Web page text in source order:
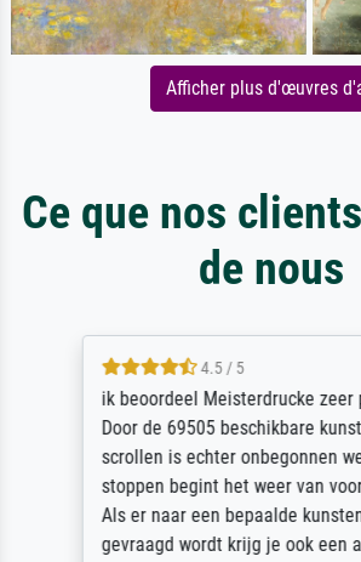
Afficher plus d'œuvres
Ce que nos
de nous
4.5 / 5
ik beoordeel Meisterdrucke zeer
Door de 69505 beschikbare
scrollen is echter onbegonnen
stoppen begint het weer van
Als er naar een bepaalde
gevraagd wordt krijg je ook een